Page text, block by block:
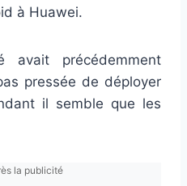
à Huawei.
précédemment
pressée de déployer
il semble que les
la publicité